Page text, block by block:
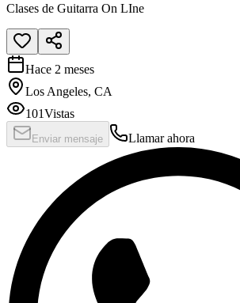
Clases de Guitarra On LIne
Hace 2 meses
Los Angeles, CA
101Vistas
Enviar mensaje Llamar ahora